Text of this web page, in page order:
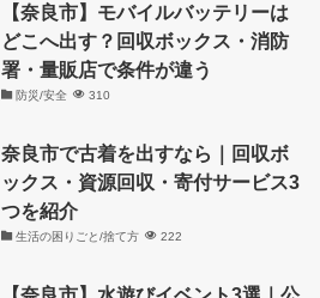
【奈良市】モバイルバッテリーは
どこへ出す？回収ボックス・消防
署・量販店で条件が違う
防災/安全 310
奈良市で古着を出すなら｜回収ボ
ックス・資源回収・寄付サービス3
つを紹介
生活の困りごと/捨て方 222